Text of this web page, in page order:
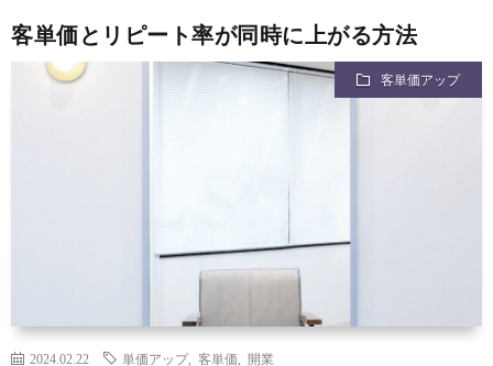
客単価とリピート率が同時に上がる方法
客単価アップ
2024.02.22 単価アップ, 客単価 開業